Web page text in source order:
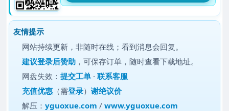
友情提示
网站持续更新，非随时在线；看到消息会回复。
建议登录后赞助 ，可保存订单，随时查看下载地址。
网盘失效：提交工单 ·联系客服
充值优惠 （需登录）谢绝议价
解压：yguoxue.com /www.yguoxue.com